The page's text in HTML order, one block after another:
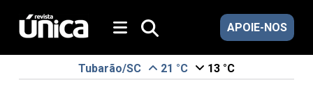
APOIE-NOS
Tubarão/SC 21 °C 13 °C